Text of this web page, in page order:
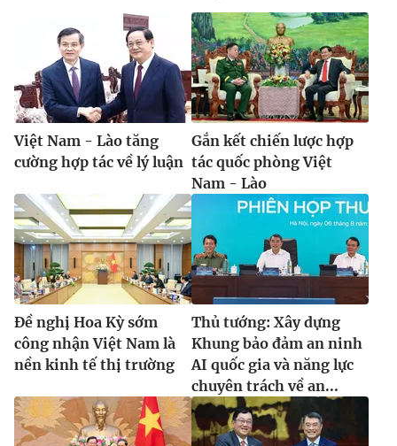
Việt Nam - Lào tăng
cường hợp tác về lý luận
Gắn kết chiến lược hợp
tác quốc phòng Việt
Nam - Lào
Đề nghị Hoa Kỳ sớm
công nhận Việt Nam là
nền kinh tế thị trường
Thủ tướng: Xây dựng
Khung bảo đảm an ninh
AI quốc gia và năng lực
chuyên trách về an...